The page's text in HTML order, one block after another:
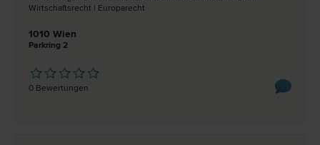
Wirtschafts­recht | Europa­recht
1010 Wien
Parkring 2
0 Bewertungen